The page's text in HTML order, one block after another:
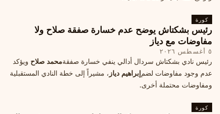
كورة
رئيس بشكتاش يوضح عدم خسارة صفقة صلاح ولا
مفاوضات مع دياز
٥ أغسطس ٢٠٢٦
رئيس نادي بشكتاش سردال أدالي ينفي خسارة صفقةمحمد صلاح ويؤكد
عدم وجود مفاوضات لضمإبراهيم دياز ، مشيراً إلى خطة النادي المستقبلية
ومفاوضات محتملة أخرى.
كورة